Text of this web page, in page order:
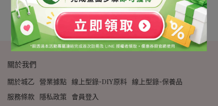
加入購物車
關於我們
關於城乙 營業據點 線上型錄-DIY原料 線上型錄-保養品
服務條款
隱私政策 會員登入